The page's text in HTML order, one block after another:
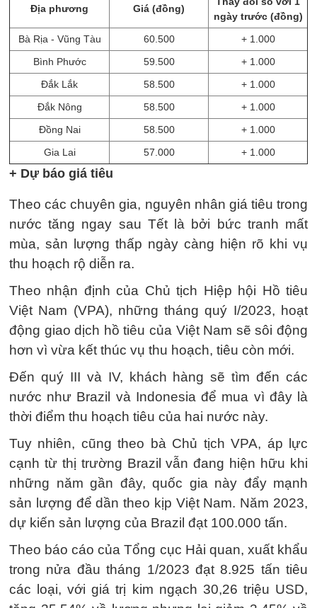
Địa phương Giá (đồng)
ngày trước (đồng)
Bà Rịa - Vũng Tàu
60.500
+ 1.000
Bình Phước
59.500
+ 1.000
Đắk Lắk
58.500
+ 1.000
Đắk Nông
58.500
+ 1.000
Đồng Nai
58.500
+ 1.000
Gia Lai
57.000 + 1.000
+ Dự báo giá tiêu
Theo các chuyên gia, nguyên nhân giá tiêu trong
nước tăng ngay sau Tết là bởi bức tranh mất
mùa, sản lượng thấp ngày càng hiện rõ khi vụ
thu hoạch rộ diễn ra.
Theo nhận định của Chủ tịch Hiệp hội Hồ tiêu
Việt Nam (VPA), những tháng quý I/2023, hoạt
động giao dịch hồ tiêu của Việt Nam sẽ sôi động
hơn vì vừa kết thúc vụ thu hoạch, tiêu còn mới.
Đến quý III và IV, khách hàng sẽ tìm đến các
nước như Brazil và Indonesia để mua vì đây là
thời điểm thu hoạch tiêu của hai nước này.
Tuy nhiên, cũng theo bà Chủ tịch VPA, áp lực
cạnh từ thị trường Brazil vẫn đang hiện hữu khi
những năm gần đây, quốc gia này đẩy mạnh
sản lượng để dần theo kịp Việt Nam. Năm 2023,
dự kiến sản lượng của Brazil đạt 100.000 tấn.
Theo báo cáo của Tổng cục Hải quan, xuất khẩu
trong nửa đầu tháng 1/2023 đạt 8.925 tấn tiêu
các loại, với giá trị kim ngạch 30,26 triệu USD,